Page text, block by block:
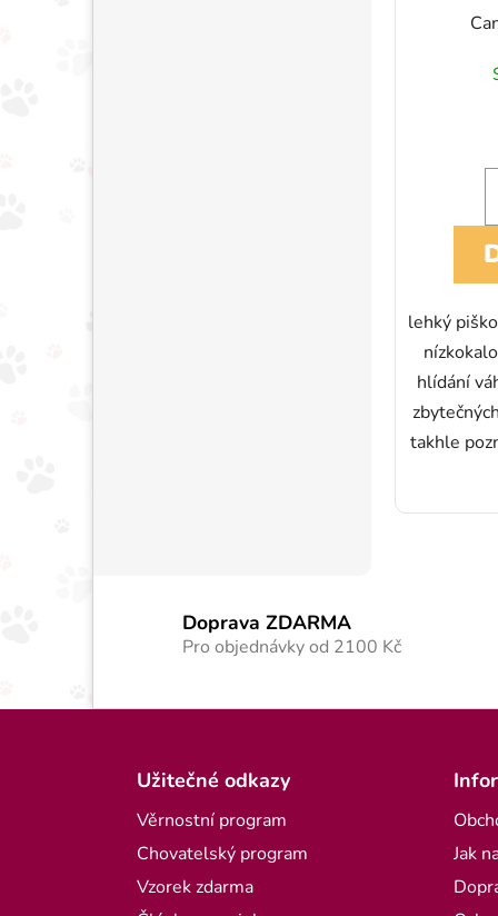
lehký
hlídání
takhle
Doprava ZDARMA
Pro objednávky od 2100 Kč
Užitečné odkazy
Věrnostní program
Chovatelský program
Vzorek zdarma
Jak